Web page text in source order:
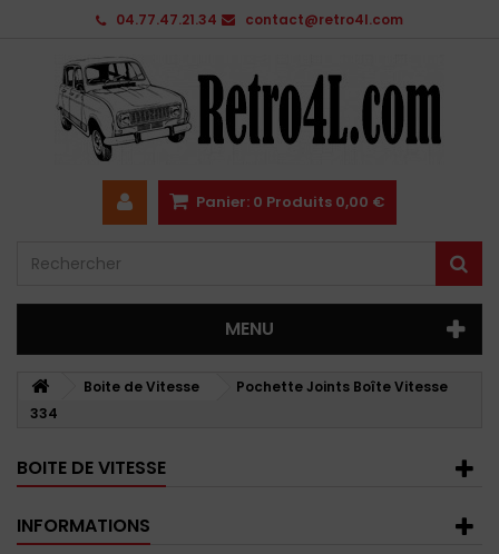
04.77.47.21.34 contact@retro4l.com
Panier: 0 Produits 0,00 €
MENU
Boite de Vitesse
Pochette Joints Boîte Vitesse
334
BOITE DE VITESSE
INFORMATIONS